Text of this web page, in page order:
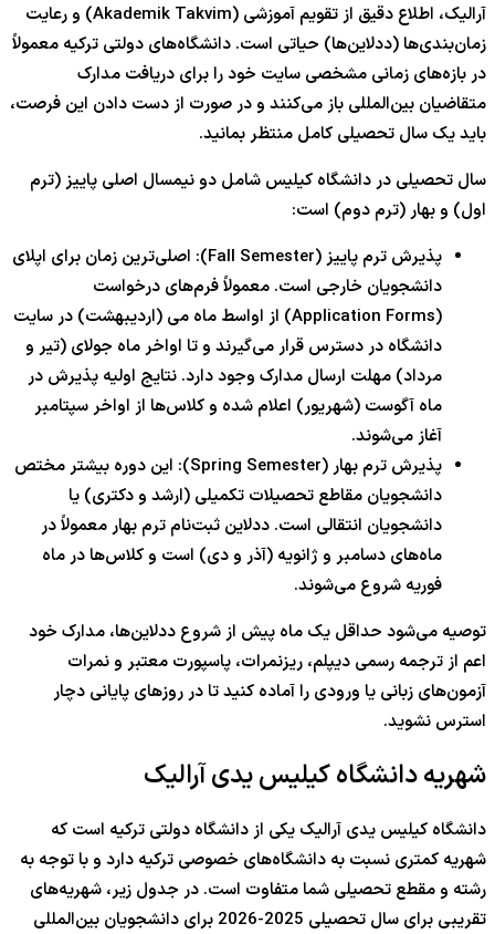
آرالیک، اطلاع دقیق از تقویم آموزشی (Akademik Takvim) و رعایت
زمان‌بندی‌ها (ددلاین‌ها) حیاتی است. دانشگاه‌های دولتی ترکیه معمولاً
در بازه‌های زمانی مشخصی سایت خود را برای دریافت مدارک
متقاضیان بین‌المللی باز می‌کنند و در صورت از دست دادن این فرصت،
باید یک سال تحصیلی کامل منتظر بمانید.
سال تحصیلی در دانشگاه کیلیس شامل دو نیمسال اصلی پاییز (ترم
اول) و بهار (ترم دوم) است:
پذیرش ترم پاییز (Fall Semester): اصلی‌ترین زمان برای اپلای
دانشجویان خارجی است. معمولاً فرم‌های درخواست
(Application Forms) از اواسط ماه می (اردیبهشت) در سایت
دانشگاه در دسترس قرار می‌گیرند و تا اواخر ماه جولای (تیر و
مرداد) مهلت ارسال مدارک وجود دارد. نتایج اولیه پذیرش در
ماه آگوست (شهریور) اعلام شده و کلاس‌ها از اواخر سپتامبر
آغاز می‌شوند.
پذیرش ترم بهار (Spring Semester): این دوره بیشتر مختص
دانشجویان مقاطع تحصیلات تکمیلی (ارشد و دکتری) یا
دانشجویان انتقالی است. ددلاین ثبت‌نام ترم بهار معمولاً در
ماه‌های دسامبر و ژانویه (آذر و دی) است و کلاس‌ها در ماه
فوریه شروع می‌شوند.
توصیه می‌شود حداقل یک ماه پیش از شروع ددلاین‌ها، مدارک خود
اعم از ترجمه رسمی دیپلم، ریزنمرات، پاسپورت معتبر و نمرات
آزمون‌های زبانی یا ورودی را آماده کنید تا در روزهای پایانی دچار
استرس نشوید.
شهریه‌ دانشگاه کیلیس یدی آرالیک
دانشگاه کیلیس یدی آرالیک یکی از دانشگاه دولتی ترکیه است که
شهریه کمتری نسبت به دانشگاه‌های خصوصی ترکیه دارد و با توجه به
رشته و مقطع تحصیلی شما متفاوت است. در جدول زیر، شهریه‌های
تقریبی برای سال تحصیلی 2025-2026 برای دانشجویان بین‌المللی